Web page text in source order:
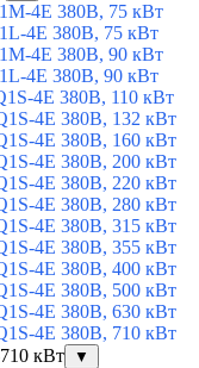
4E 380В, 75 кВт
4E 380В, 75 кВт
4E 380В, 90 кВт
4E 380В, 90 кВт
4E 380В, 110 кВт
4E 380В, 132 кВт
4E 380В, 160 кВт
4E 380В, 200 кВт
4E 380В, 220 кВт
4E 380В, 280 кВт
4E 380В, 315 кВт
4E 380В, 355 кВт
4E 380В, 400 кВт
4E 380В, 500 кВт
4E 380В, 630 кВт
4E 380В, 710 кВт
кВт
▼